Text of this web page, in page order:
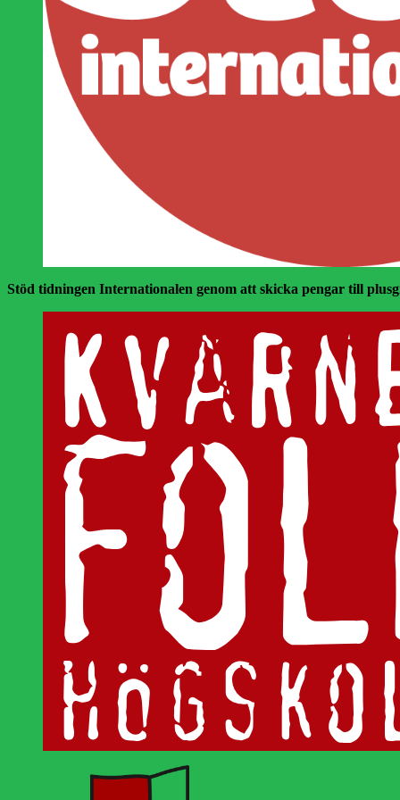
Stöd tidningen Internationalen genom att skicka pengar till